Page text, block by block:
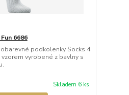
6686
podkolenky Socks 4
vyrobené z bavlny s
Skladem 6 ks